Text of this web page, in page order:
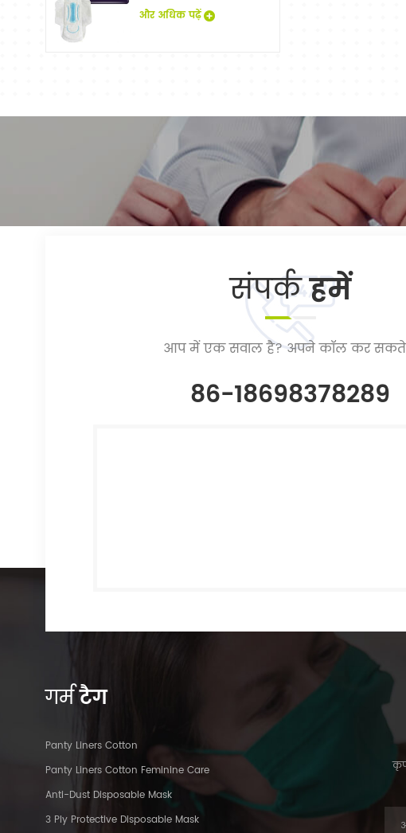
और अधिक पढ़ें
संपर्कहमें
आप में एक सवाल है? अपने कॉल कर
86-18698378289
गर्मटैग
Panty Liners Cotton
Panty Liners Cotton Feminine Care
Anti-Dust Disposable Mask
3 Ply Protective Disposable Mask